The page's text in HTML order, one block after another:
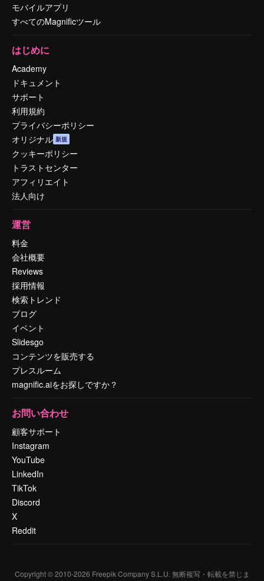
モバイルアプリ
すべてのMagnificツール
はじめに
Academy
ドキュメント
サポート
利用規約
プライバシーポリシー
オリジナル 新規
クッキーポリシー
トラストセンター
アフィリエイト
法人向け
運営
料金
会社概要
Reviews
採用情報
検索トレンド
ブログ
イベント
Slidesgo
コンテンツを販売する
プレスルーム
magnific.aiをお探しですか？
お問い合わせ
顧客サポート
Instagram
YouTube
LinkedIn
TikTok
Discord
X
Reddit
Copyright © 2010-2026 Freepik Company S.L.U. 無断複写・転載を禁じま